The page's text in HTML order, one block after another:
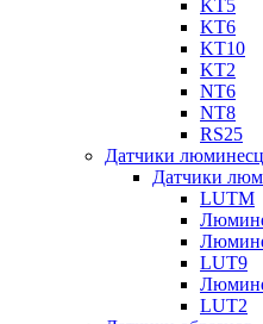
KT5
KT6
KT10
KT2
NT6
NT8
RS25
Датчики
Датчики
LUTM
LUT9
LUT2